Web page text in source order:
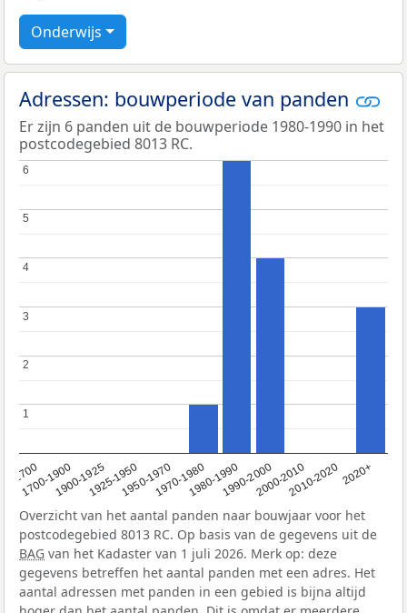
Onderwijs
Adressen: bouwperiode van panden
Er zijn 6 panden uit de bouwperiode 1980-1990 in het
postcodegebied 8013 RC.
<1700
1700-19001900-19251925-19501950-19701970-19801980-19901990-20002000-20102010-20202020+
1
1
2
2
3
3
4
4
5
5
6
6
Overzicht van het aantal panden naar bouwjaar voor het
postcodegebied 8013 RC. Op basis van de gegevens uit de
BAG van het Kadaster van 1 juli 2026. Merk op: deze
gegevens betreffen het aantal panden met een adres. Het
aantal adressen met panden in een gebied is bijna altijd